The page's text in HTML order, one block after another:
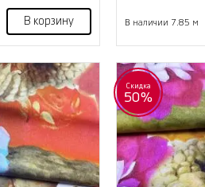
В корзину В наличии 7.85 м
Скидка
50%